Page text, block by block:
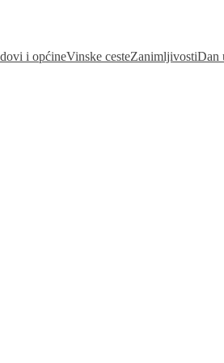
i općineVinske cesteZanimljivostiDan